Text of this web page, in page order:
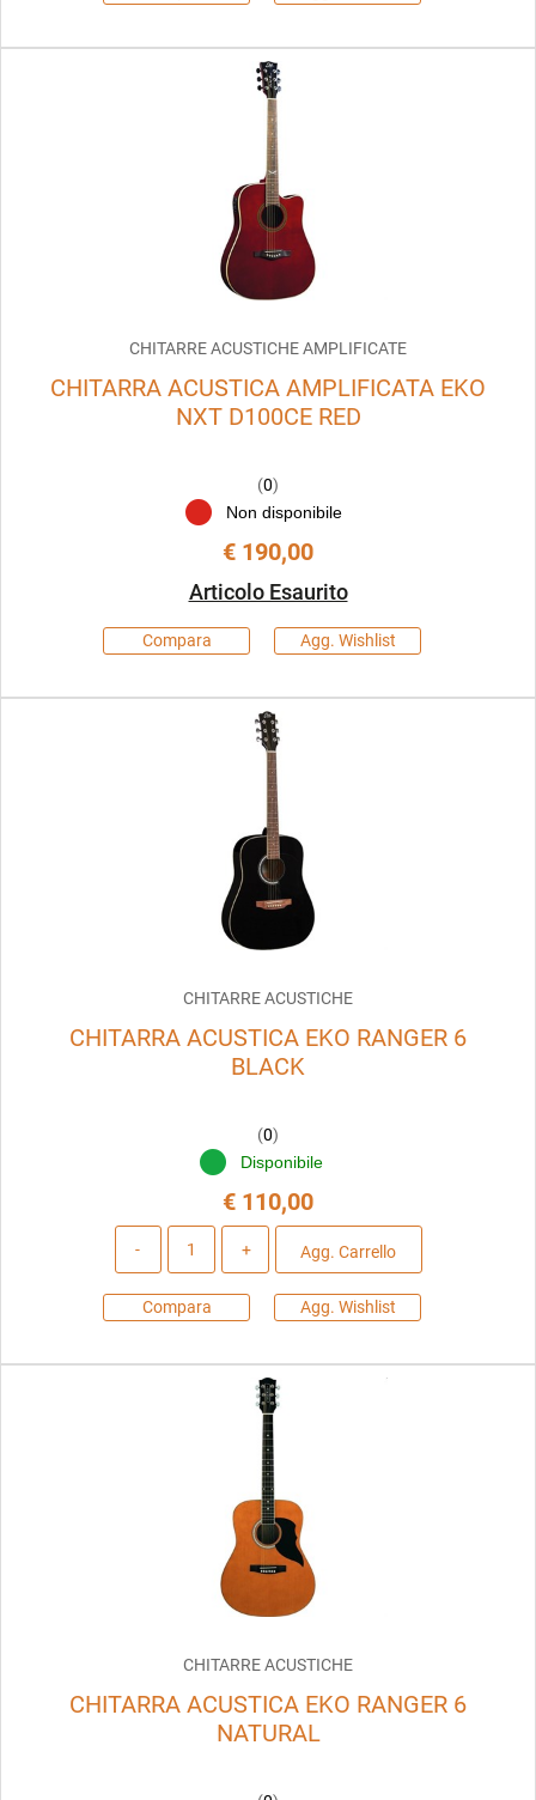
CHITARRE ACUSTICHE AMPLIFICATE
CHITARRA ACUSTICA AMPLIFICATA EKO
NXT D100CE RED
(0)
Non disponibile
€ 190,00
Articolo Esaurito
Compara Agg. Wishlist
CHITARRE ACUSTICHE
CHITARRA ACUSTICA EKO RANGER 6
BLACK
(0)
Disponibile
€ 110,00
Agg. Carrello
Compara Agg. Wishlist
CHITARRE ACUSTICHE
CHITARRA ACUSTICA EKO RANGER 6
NATURAL